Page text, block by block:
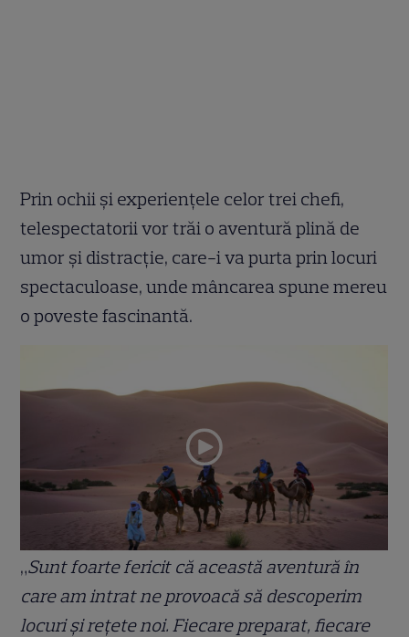
Prin ochii și experiențele celor trei chefi,
telespectatorii vor trăi o aventură plină de
umor și distracție, care-i va purta prin locuri
spectaculoase, unde mâncarea spune mereu
o poveste fascinantă.
„Sunt foarte fericit că această aventură în
care am intrat ne provoacă să descoperim
locuri și rețete noi. Fiecare preparat, fiecare